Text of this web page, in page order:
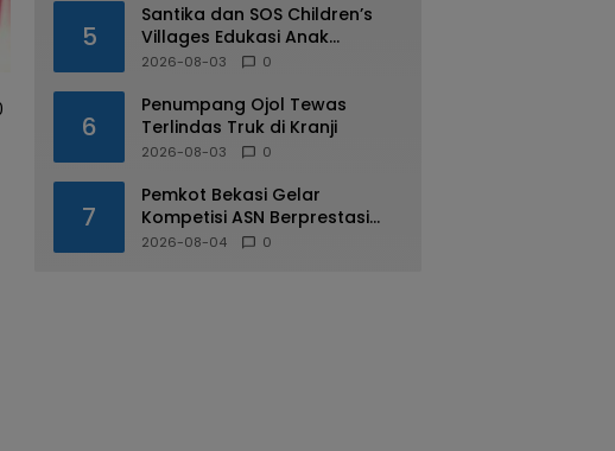
5
Santika dan SOS Children’s
Villages Edukasi Anak
Mengenal Industri Perhotelan
2026-08-03 0
6
Penumpang Ojol Tewas
Terlindas Truk di Kranji
2026-08-03 0
7
Pemkot Bekasi Gelar
Kompetisi ASN Berprestasi
pada HUT RI ke-81
2026-08-04 0